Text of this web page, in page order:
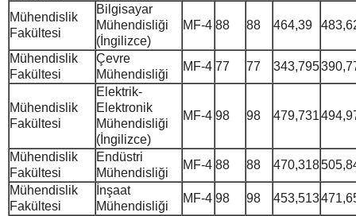
Mühendislik
Fakültesi
Bilgisayar
Mühendisliği
(İngilizce)
MF-4 88 88 464,39
Mühendislik
Fakültesi
Çevre
Mühendisliği
MF-4 77 77 343,795
Mühendislik
Fakültesi
Elektrik-
Elektronik
Mühendisliği
(İngilizce)
MF-4 98 98 479,731
Mühendislik
Fakültesi
Endüstri
Mühendisliği
MF-4 88 88 470,318
Mühendislik
Fakültesi
İnşaat
Mühendisliği
MF-4 98 98 453,513